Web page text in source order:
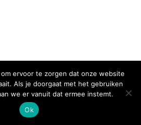
ervoor te zorgen dat onze website
Als je doorgaat met het gebruiken
we er vanuit dat ermee instemt.
Ok